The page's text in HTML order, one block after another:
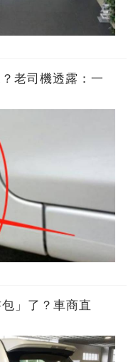
老司機透露：一
」了？車商直